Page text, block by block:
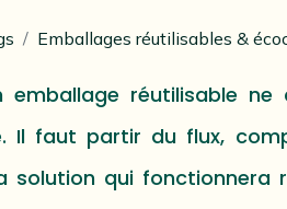
Emballages réutilisables &
emballage réutilisable
Il faut partir du flux,
solution qui fonctionnera